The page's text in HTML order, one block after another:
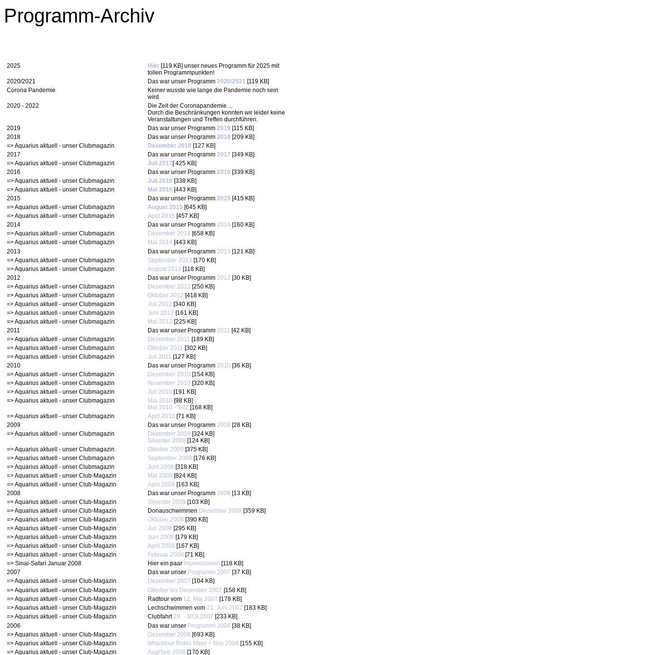
Programm-Archiv
2025 Hier [119 KB] unser neues Programm für 2025 mit
tollen Programmpunkten!
2020/2021
Das war unser Programm 2020/2021 [119 KB]
Corona Pandemie
Keiner wusste wie lange die Pandemie noch sein
wird.
2020 - 2022
Die Zeit der Coronapandemie....
Durch die Beschränkungen konnten wir leider keine
Veranstaltungen und Treffen durchführen.
2019
Das war unser Programm 2019 [115 KB]
2018
Das war unser Programm 2018 [209 KB]
=> Aquarius aktuell - unser Clubmagazin
Dezember 2018 [127 KB]
2017
Das war unser Programm 2017 [349 KB]
=> Aquarius aktuell - unser Clubmagazin
Juli 2017[ 425 KB]
2016
Das war unser Programm 2016 [339 KB]
=> Aquarius aktuell - unser Clubmagazin
Juli 2016 [338 KB]
=> Aquarius aktuell - unser Clubmagazin
Mai 2016 [443 KB]
2015
Das war unser Programm 2015 [415 KB]
=> Aquarius aktuell - unser Clubmagazin
August 2015 [645 KB]
=> Aquarius aktuell - unser Clubmagazin
April 2015 [457 KB]
2014
Das war unser Programm 2014 [160 KB]
=> Aquarius aktuell - unser Clubmagazin
Dezember 2014 [658 KB]
=> Aquarius aktuell - unser Clubmagazin
Mai 2014 [443 KB]
2013
Das war unser Programm 2013 [121 KB]
=> Aquarius aktuell - unser Clubmagazin
September 2013 [170 KB]
=> Aquarius aktuell - unser Clubmagazin
August 2013 [118 KB]
2012
Das war unser Programm 2012 [30 KB]
=> Aquarius aktuell - unser Clubmagazin
Dezember 2012 [250 KB]
=> Aquarius aktuell - unser Clubmagazin
Oktober 2012 [418 KB]
=> Aquarius aktuell - unser Clubmagazin
Juli 2012 [340 KB]
=> Aquarius aktuell - unser Clubmagazin
Juni 2012 [161 KB]
=> Aquarius aktuell - unser Clubmagazin
Mai 2012 [225 KB]
2011
Das war unser Programm 2011 [42 KB]
=> Aquarius aktuell - unser Clubmagazin
Dezember 2011 [189 KB]
=> Aquarius aktuell - unser Clubmagazin
Oktober 2011 [302 KB]
=> Aquarius aktuell - unser Clubmagazin
Juli 2011 [127 KB]
2010
Das war unser Programm 2010 [36 KB]
=> Aquarius aktuell - unser Clubmagazin
Dezember 2010 [154 KB]
=> Aquarius aktuell - unser Clubmagazin
November 2010 [320 KB]
=> Aquarius aktuell - unser Clubmagazin
Juli 2010 [191 KB]
=> Aquarius aktuell - unser Clubmagazin
Mai 2010 [98 KB]
Mai 2010 -Teil2 [168 KB]
=> Aquarius aktuell - unser Clubmagazin
April 2010 [71 KB]
2009
Das war unser Programm 2009 [28 KB]
=> Aquarius aktuell - unser Clubmagazin
Dezember 2009 [324 KB]
Silvester 2009 [124 KB]
=> Aquarius aktuell - unser Clubmagazin
Oktober 2009 [375 KB]
=> Aquarius aktuell - unser Clubmagazin
September 2009 [176 KB]
=> Aquarius aktuell - unser Clubmagazin
Juni 2009 [318 KB]
=> Aquarius aktuell - unser Club-Magazin
Mai 2009 [824 KB]
=> Aquarius aktuell - unser Club-Magazin
April 2009 [163 KB]
2008
Das war unser Programm 2008 [13 KB]
=> Aquarius aktuell - unser Club-Magazin
Silvester 2008 [103 KB]
=> Aquarius aktuell - unser Club-Magazin
Donauschwimmen Dezember 2008 [359 KB]
=> Aquarius aktuell - unser Club-Magazin
Oktober 2008 [390 KB]
=> Aquarius aktuell - unser Club-Magazin
Juli 2008 [295 KB]
=> Aquarius aktuell - unser Club-Magazin
Juni 2008 [179 KB]
=> Aquarius aktuell - unser Club-Magazin
April 2008 [167 KB]
=> Aquarius aktuell - unser Club-Magazin
Februar 2008 [71 KB]
=> Sinai-Safari Januar 2008
Hier ein paar Impressionen [118 KB]
2007
Das war unser Programm 2007 [37 KB]
=> Aquarius aktuell - unser Club-Magazin
Dezember 2007 [104 KB]
=> Aquarius aktuell - unser Club-Magazin
Oktober bis Dezember 2007 [158 KB]
=> Aquarius aktuell - unser Club-Magazin
Radtour vom 12. Mai 2007 [178 KB]
=> Aquarius aktuell - unser Club-Magazin
Lechschwimmen vom 21. Juni 2007 [183 KB]
=> Aquarius aktuell - unser Club-Magazin
Clubfahrt29. - 30.9.2007 [233 KB]
2006
Das war unser Programm 2006 [38 KB]
=> Aquarius aktuell - unser Club-Magazin
Dezember 2006 [693 KB]
=> Aquarius aktuell - unser Club-Magazin
Wracktour Rotes Meer + Nov 2006 [155 KB]
=> Aquarius aktuell - unser Club-Magazin
Aug/Sep 2006 [170 KB]